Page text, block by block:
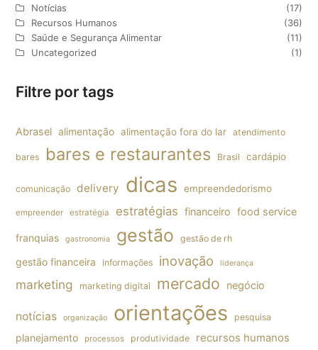
Notícias
(17)
Recursos Humanos
(36)
Saúde e Segurança Alimentar
(11)
Uncategorized
(1)
Filtre por tags
Abrasel alimentação alimentação fora do lar atendimento
bares bares e restaurantes Brasil cardápio
comunicação delivery dicas empreendedorismo
empreender estratégia estratégias financeiro food service
franquias gastronomia gestão gestão de rh
gestão financeira informações inovação liderança
marketing marketing digital mercado negócio
notícias organização orientações pesquisa
planejamento processos produtividade recursos humanos